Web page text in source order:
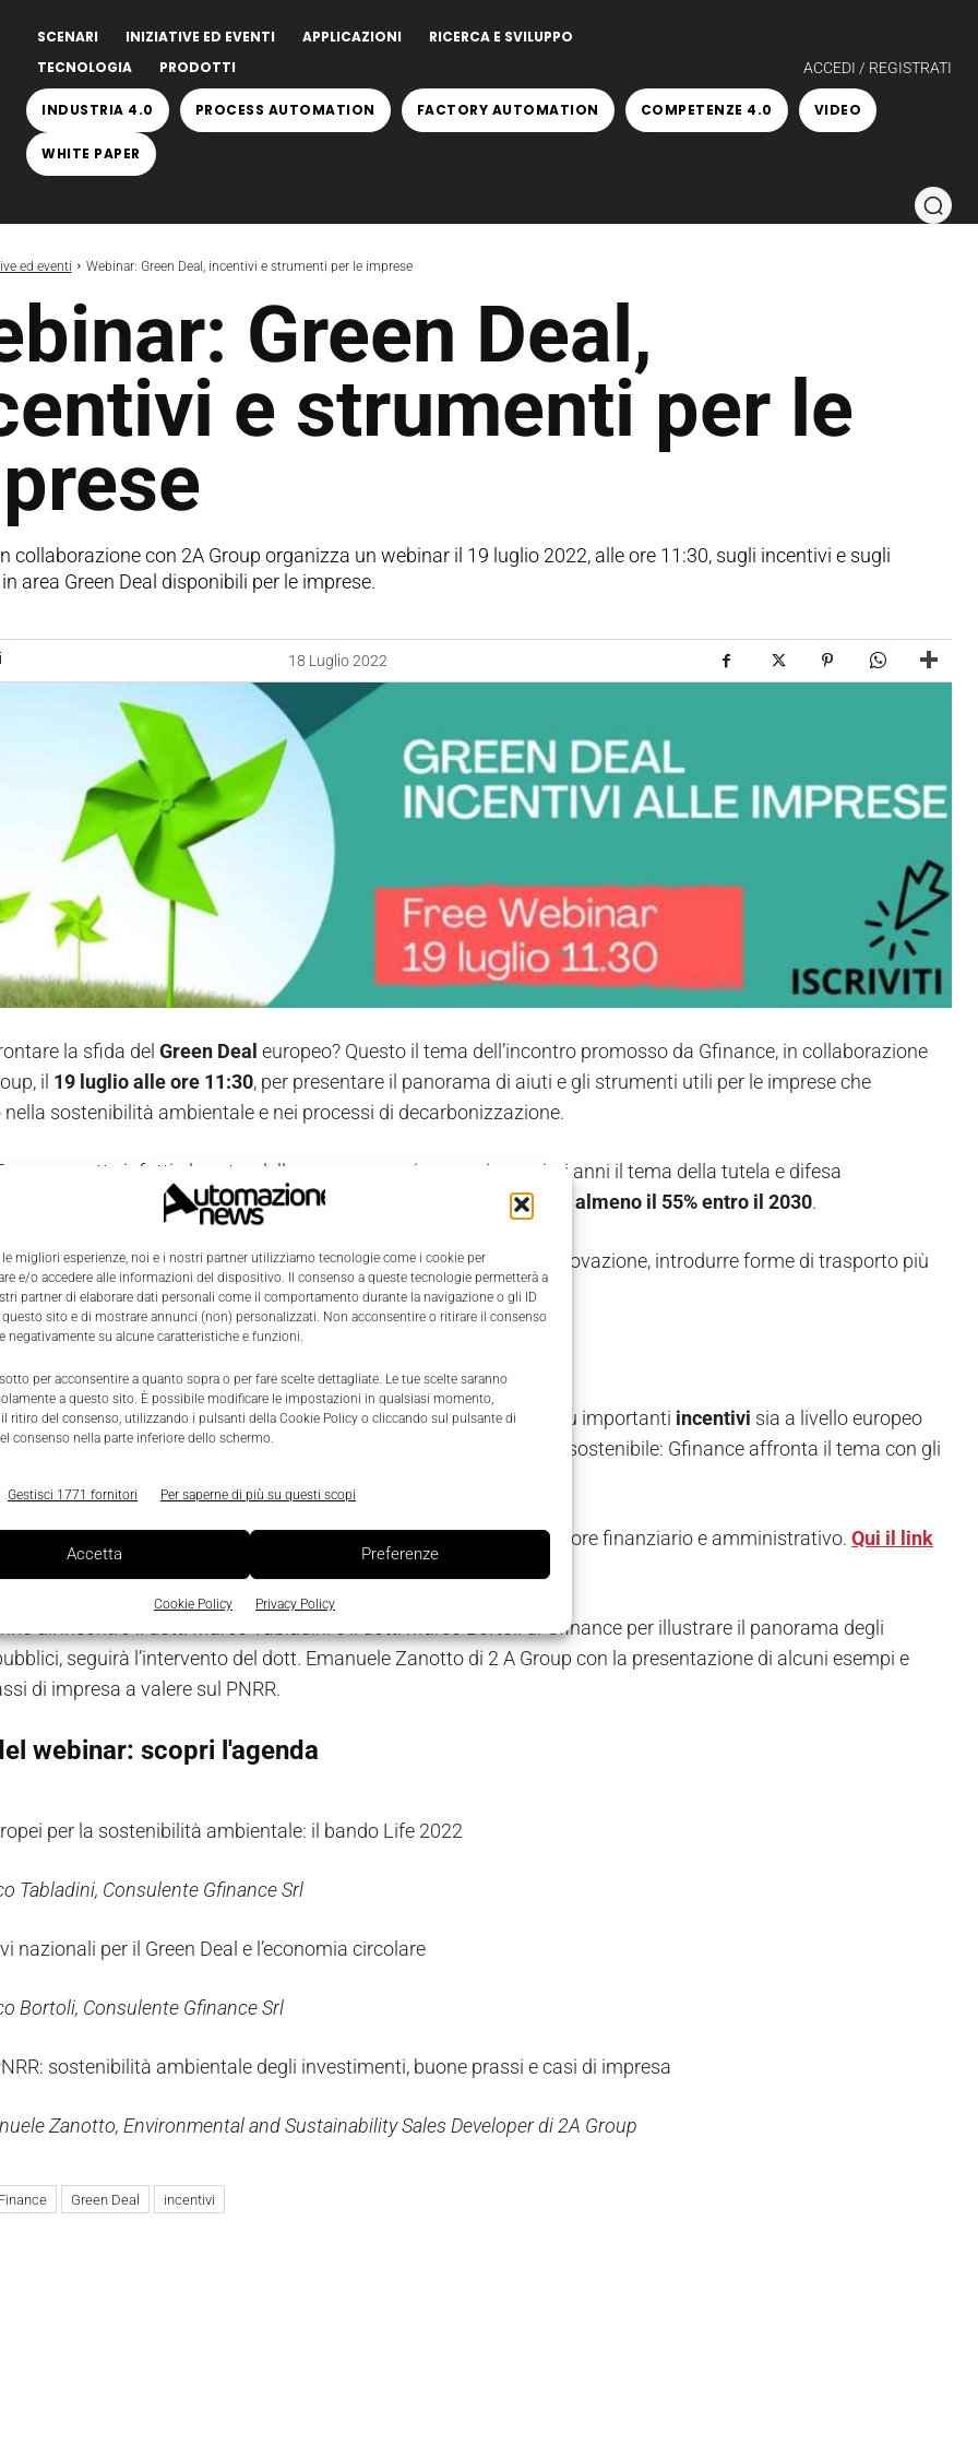
le migliori esperienze, noi e i nostri partner utilizziamo tecnologie come i cookie per
e/o accedere alle informazioni del dispositivo. Il consenso a queste tecnologie permetterà a
partner di elaborare dati personali come il comportamento durante la navigazione o gli ID
sito e di mostrare annunci (non) personalizzati. Non acconsentire o ritirare il consenso
negativamente su alcune caratteristiche e funzioni.
per acconsentire a quanto sopra o per fare scelte dettagliate. Le tue scelte saranno
a questo sito. È possibile modificare le impostazioni in qualsiasi momento,
ritiro del consenso, utilizzando i pulsanti della Cookie Policy o cliccando sul pulsante di
consenso nella parte inferiore dello schermo.
Gestisci 1771 fornitori Per saperne di più su questi scopi
Accetta Preferenze
Cookie Policy Privacy Policy
SCENARI INIZIATIVE ED EVENTI APPLICAZIONI
RICERCA E SVILUPPO
TECNOLOGIA
PRODOTTI ACCEDI / REGISTRATI
INDUSTRIA 4.0 PROCESS AUTOMATION FACTORY AUTOMATION COMPETENZE 4.0 VIDEO
WHITE PAPER
ed eventi Webinar: Green Deal, incentivi e strumenti per le imprese
Green Deal,
e strumenti per le
collaborazione con 2A Group organizza un webinar il 19 luglio 2022, alle ore 11:30, sugli incentivi e sugli
area Green Deal disponibili per le imprese.
18 Luglio 2022
la sfida del Green Deal europeo? Questo il tema dell’incontro promosso da Gfinance, in collaborazione
il 19 luglio alle ore 11:30, per presentare il panorama di aiuti e gli strumenti utili per le imprese che
sostenibilità ambientale e nei processi di decarbonizzazione.
mette infatti al centro della programmazione per i prossimi anni il tema della tutela e difesa
ridurre le emissioni nette di gas a effetto serra di almeno il 55% entro il 2030.
investire in tecnologie rispettose dell'ambiente, sostenere l'innovazione, introdurre forme di trasporto più
il consumo di energia, favorire il riciclo e il riuso dei prodotti.
il processo ditransizione verdele imprese possono contare su importanti incentivi sia a livello europeo
Il primo passo è dotarsi distrumenti e metodi
per lo sviluppo sostenibile: Gfinance affronta il tema con gli
è gratuito ed è rivolto a imprenditori, manager, responsabili del settore finanziario e amministrativo. Qui il link
all’incontro il dott. Marco Tabladini e il dott. Marco Bortoli di Gfinance per illustrare il panorama degli
seguirà l’intervento del dott. Emanuele Zanotto di 2 A Group con la presentazione di alcuni esempi e
di impresa a valere sul PNRR.
webinar: scopri l'agenda
per la sostenibilità ambientale: il bando Life 2022
Tabladini, Consulente Gfinance Srl
nazionali per il Green Deal e l’economia circolare
Bortoli, Consulente Gfinance Srl
sostenibilità ambientale degli investimenti, buone prassi e casi di impresa
Zanotto, Environmental and Sustainability Sales Developer di 2A Group
Green Deal incentivi